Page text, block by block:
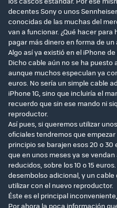
decentes Sony o unos
conocidas de las muchas del
van a funcionar. ¿Qué hacer
pagar más dinero en forma de
Algo así ya existió en el iPhone
Dicho cable aún no se ha puesto
aunque muchos especulan ya
euros. No sería un simple cable
iPhone 1G, sino que incluiría el
recuerdo que sin ese mando ni
reproductor.
Así pues, si queremos utilizar
oficiales tendremos que
principio se barajen esos 20 o
que en unos meses ya se
reducidos, sobre los 10 o 15
desembolso adicional, y un
utilizar con el nuevo reproductor.
Éste es el principal
Por ahora la poca información